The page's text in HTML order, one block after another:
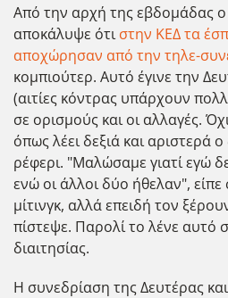
Από την αρχή της εβδομάδας
αποκάλυψε ότιστην ΚΕΔ τα
αποχώρησαν από την τηλε-
κομπιούτερ. Αυτό έγινε την
(αιτίες κόντρας υπάρχουν
σε ορισμούς και οι αλλαγές.
όπως λέει δεξιά και αριστερά
ρέφερι. "Μαλώσαμε γιατί εγώ
ενώ οι άλλοι δύο ήθελαν",
μίτινγκ, αλλά επειδή τον
πίστεψε. Παρολί το λένε αυτό
διαιτησίας.
Η συνεδρίαση της Δευτέρας